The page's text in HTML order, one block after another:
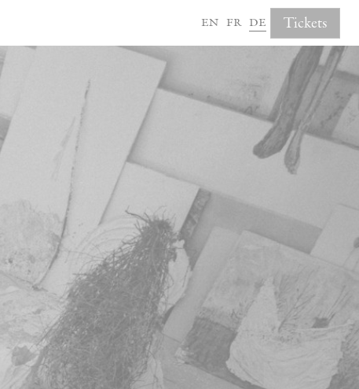
en fr de Tickets